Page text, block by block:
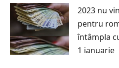
2023 nu
pentru
întâmpla
1 ianuarie